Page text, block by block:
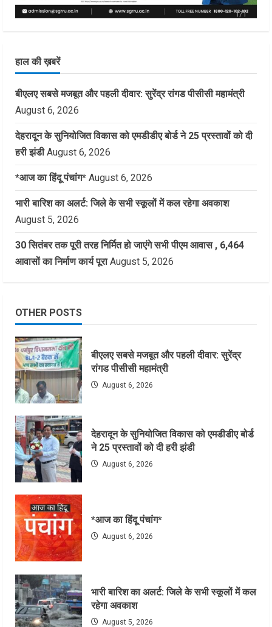
हाल की ख़बरें
बीएलए सबसे मजबूत और पहली दीवार: सुरेंद्र रांगड पीसीसी महामंत्री
August 6, 2026
देहरादून के सुनियोजित विकास को एमडीडीए बोर्ड ने 25 प्रस्तावों को दी
हरी झंडी August 6, 2026
*आज का हिंदू पंचांग* August 6, 2026
भारी बारिश का अलर्ट: जिले के सभी स्कूलों में कल रहेगा अवकाश
August 5, 2026
30 सितंबर तक पूरी तरह निर्मित हो जाएंगे सभी पीएम आवास , 6,464
आवासों का निर्माण कार्य पूरा August 5, 2026
OTHER POSTS
बीएलए सबसे मजबूत और पहली दीवार: सुरेंद्र
रांगड पीसीसी महामंत्री
August 6, 2026
देहरादून के सुनियोजित विकास को एमडीडीए बोर्ड
ने 25 प्रस्तावों को दी हरी झंडी
August 6, 2026
*आज का हिंदू पंचांग*
August 6, 2026
भारी बारिश का अलर्ट: जिले के सभी स्कूलों में कल
रहेगा अवकाश
August 5, 2026